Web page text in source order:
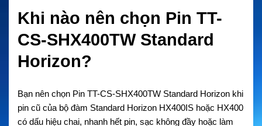
Khi nào nên chọn Pin TT-
CS-SHX400TW Standard
Horizon?
Bạn nên chọn Pin TT-CS-SHX400TW Standard Horizon khi
pin cũ của bộ đàm Standard Horizon HX400IS hoặc HX400
có dấu hiệu chai, nhanh hết pin, sạc không đầy hoặc làm